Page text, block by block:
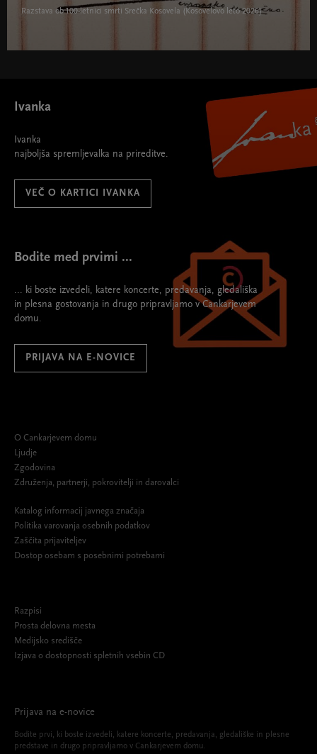
Razstava ob 100-letnici smrti Srečka Kosovela (Kosovelovo leto 2026)
Ivanka
Ivanka
najboljša spremljevalka na prireditve.
VEČ O KARTICI IVANKA
Bodite med prvimi ...
... ki boste izvedeli, katere koncerte, predavanja, gledališka
in plesna gostovanja in drugo pripravljamo v Cankarjevem
domu.
PRIJAVA NA E-NOVICE
O Cankarjevem domu
Ljudje
Zgodovina
Združenja, partnerji, pokrovitelji in darovalci
Katalog informacij javnega značaja
Politika varovanja osebnih podatkov
Zaščita prijaviteljev
Dostop osebam s posebnimi potrebami
Razpisi
Prosta delovna mesta
Medijsko središče
Izjava o dostopnosti spletnih vsebin CD
Prijava na e-novice
Bodite prvi, ki boste izvedeli, katere koncerte, predavanja, gledališke in plesne
predstave in drugo pripravljamo v Cankarjevem domu.